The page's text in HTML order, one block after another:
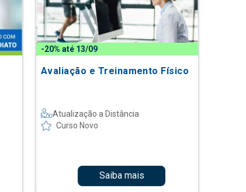
-20% até 13/09
Avaliação e Treinamento Físico
Atualização a Distância
Curso Novo
Saiba mais